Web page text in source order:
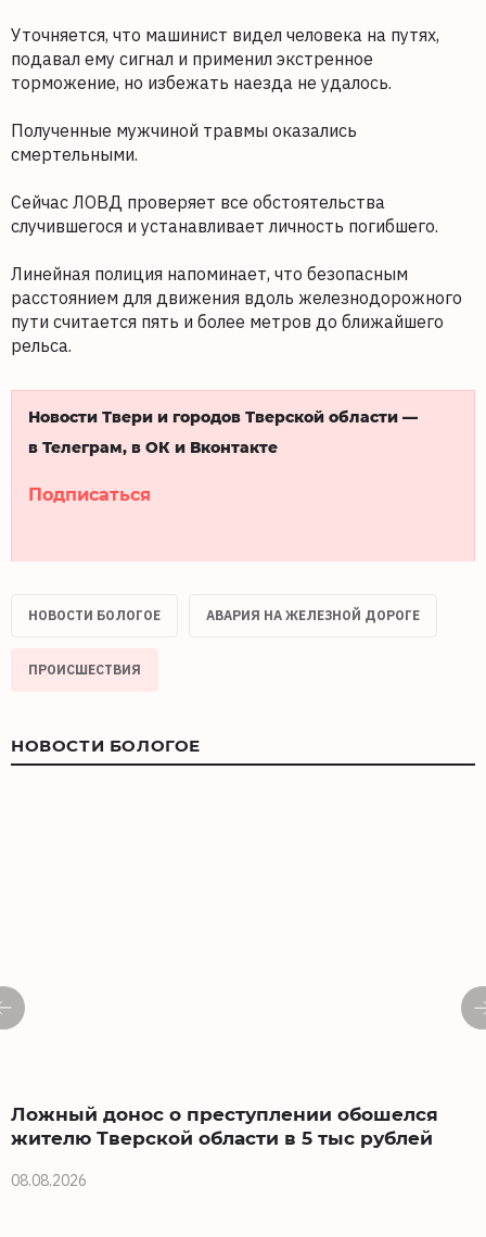
Уточняется, что машинист видел человека на путях,
подавал ему сигнал и применил экстренное
торможение, но избежать наезда не удалось.
Полученные мужчиной травмы оказались
смертельными.
Сейчас ЛОВД проверяет все обстоятельства
случившегося и устанавливает личность погибшего.
Линейная полиция напоминает, что безопасным
расстоянием для движения вдоль железнодорожного
пути считается пять и более метров до ближайшего
рельса.
Новости Твери и городов Тверской области —
в Телеграм, в ОК и Вконтакте
Подписаться
НОВОСТИ БОЛОГОЕ АВАРИЯ НА ЖЕЛЕЗНОЙ ДОРОГЕ
ПРОИСШЕСТВИЯ
НОВОСТИ БОЛОГОЕ
Ложный донос о преступлении обошелся
жителю Тверской области в 5 тыс рублей
08.08.2026